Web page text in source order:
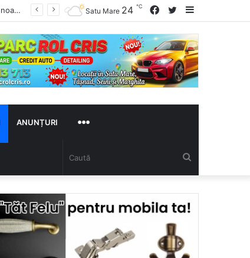
Twitter
Facebook
Satu Mare 24 ℃
ANUNȚURI